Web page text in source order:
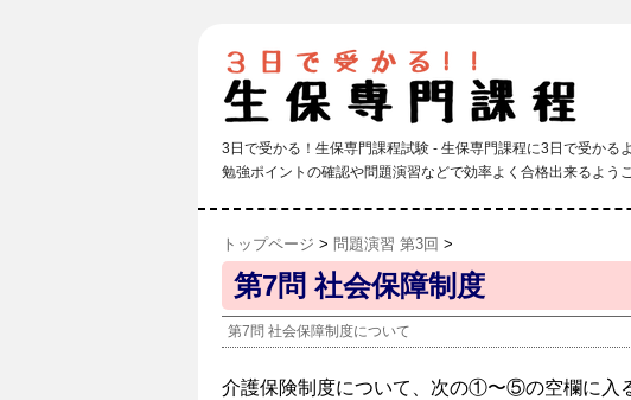
3日で受かる！生保専門課程試験 - 生保専門課程に3日で受かる
勉強ポイントの確認や問題演習などで効率よく合格出来るよう
トップページ > 問題演習 第3回 >
第7問 社会保障制度
第7問 社会保障制度について
介護保険制度について、次の①〜⑤の空欄に入